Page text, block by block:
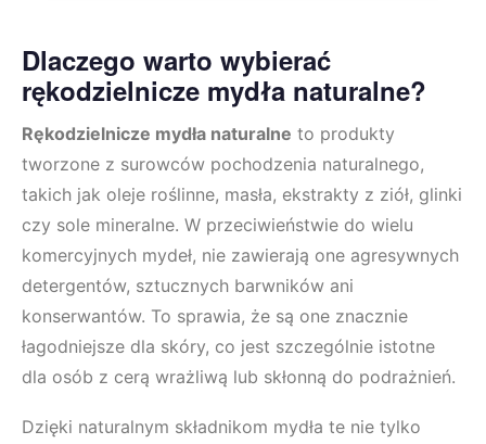
Dlaczego warto wybierać
rękodzielnicze mydła naturalne?
Rękodzielnicze mydła naturalne to produkty
tworzone z surowców pochodzenia naturalnego,
takich jak oleje roślinne, masła, ekstrakty z ziół, glinki
czy sole mineralne. W przeciwieństwie do wielu
komercyjnych mydeł, nie zawierają one agresywnych
detergentów, sztucznych barwników ani
konserwantów. To sprawia, że są one znacznie
łagodniejsze dla skóry, co jest szczególnie istotne
dla osób z cerą wrażliwą lub skłonną do podrażnień.
Dzięki naturalnym składnikom mydła te nie tylko